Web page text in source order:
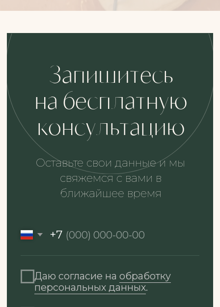
MORE™ —
сеть клиник превентивной
косметологии в Москве и Краснодаре
Команда с клиническим опытом сначала
разбирается, что с организмом, и только
потом подбирает процедуры — под вашу
Тишина и камерность — часть сервиса, а не
Интерьер в стиле греческого острова —
светлые своды, натуральные материалы,
Пространство с акцентом на приватность,
где хочется задержаться